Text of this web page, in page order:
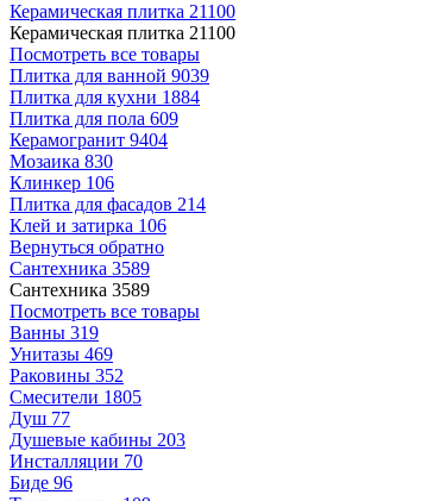
Керамическая плитка 21100
Керамическая плитка 21100
Посмотреть все товары
Плитка для ванной 9039
Плитка для кухни 1884
Плитка для пола 609
Керамогранит 9404
Мозаика 830
Клинкер 106
Плитка для фасадов 214
Клей и затирка 106
Вернуться обратно
Сантехника 3589
Сантехника 3589
Посмотреть все товары
Ванны 319
Унитазы 469
Раковины 352
Смесители 1805
Душ 77
Душевые кабины 203
Инсталляции 70
Биде 96